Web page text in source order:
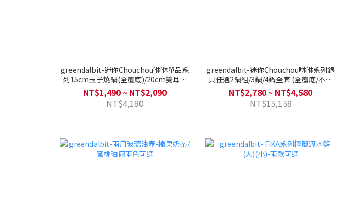
greendalbit-迷你Chouchou咻咻單品系
列15cm玉子燒鍋(全覆底)/20cm雙耳湯
鍋(全覆底)/ 24cm平底鍋(全覆底)/ 24cm
炒鍋(全覆底) 單入 (不挑爐具，瓦斯爐電
磁爐可用)
NT$1,490 ~ NT$2,090
NT$4,180
greendalbit-迷你Chouchou咻咻系列鍋
具任選2鍋組/3鍋/4鍋全套 (全覆底/不挑
爐具，瓦斯爐電磁爐可用)送矽膠湯勺+矽
膠鍋鏟(款式隨機)
NT$2,780 ~ NT$4,580
NT$15,158